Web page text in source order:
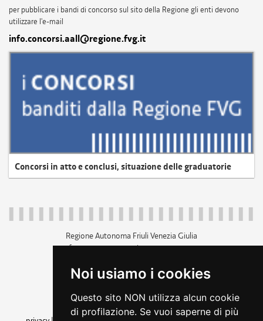
Noi usiamo i cookies
Questo sito NON utilizza alcun cookie
di profilazione. Se vuoi saperne di più
per pubblicare i bandi di concorso sul sito della Regione gli enti devono
utilizzare l'e-mail
info.concorsi.aall@regione.fvg.it
Concorsi in atto e conclusi, situazione delle graduatorie
Regione Autonoma Friuli Venezia Giulia
c.f. 80014930327; p.iva 00526040324
+39 040 3771111
amministrazione trasparente